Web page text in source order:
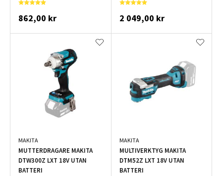
862,00 kr 2 049,00 kr
MAKITA
MUTTERDRAGARE MAKITA
DTW300Z LXT 18V UTAN
BATTERI
MAKITA
MULTIVERKTYG MAKITA
DTM52Z LXT 18V UTAN
BATTERI